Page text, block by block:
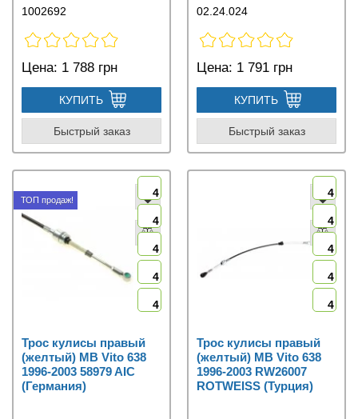
1002692
Цена: 1 788 грн
КУПИТЬ
Быстрый заказ
02.24.024
Цена: 1 791 грн
КУПИТЬ
Быстрый заказ
ТОП продаж!
4
4
4
4
4
Трос кулисы правый
(желтый) MB Vito 638
1996-2003 58979 AIC
(Германия)
4
4
4
4
4
Трос кулисы правый
(желтый) MB Vito 638
1996-2003 RW26007
ROTWEISS (Турция)